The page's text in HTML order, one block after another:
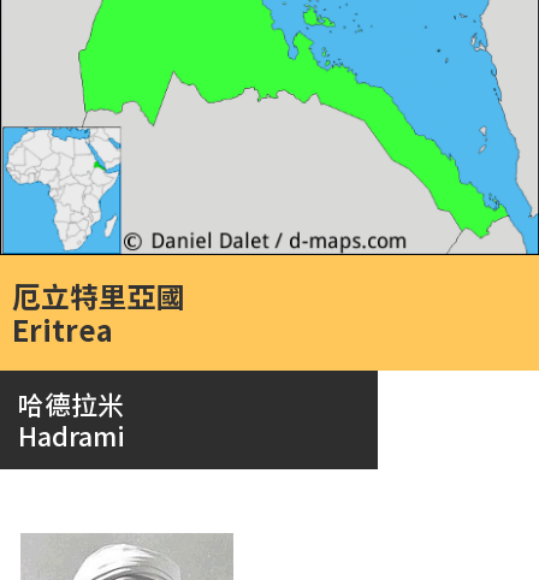
厄立特里亞國
Eritrea
哈德拉米
Hadrami